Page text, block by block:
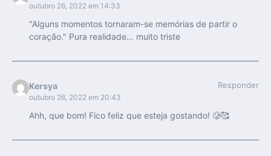
outubro 26, 2022 em 14:33
"Alguns momentos tornaram-se memórias de partir o
coração." Pura realidade… muito triste
Kersya
outubro 26, 2022 em 20:43
Responder
Ahh, que bom! Fico feliz que esteja gostando! 🥲🥰